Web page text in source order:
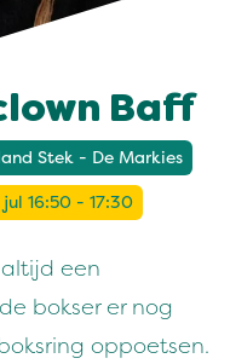
Baff
Stek - De Markies
16:50 - 17:30
een
bokser er nog
oppoetsen.